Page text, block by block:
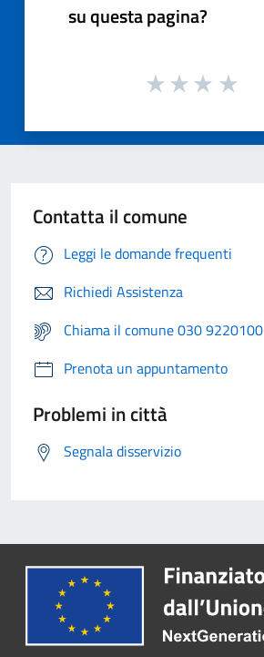
su questa pagina?
Contatta il comune
Leggi le domande frequenti
Richiedi Assistenza
Chiama il comune 030 9220100
Prenota un appuntamento
Problemi in città
Segnala disservizio